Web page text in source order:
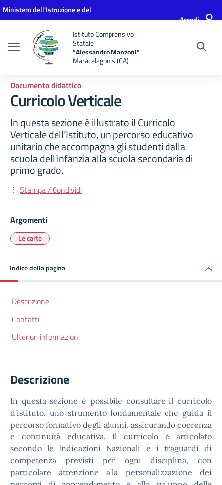
Vai ai contenuti
Vai al menu di navigazione
Vai al footer
Ministero dell'Istruzione e del
Accedi
Istituto Comprensivo
Statale
"Alessandro Manzoni"
Maracalagonis (CA)
Documento didattico
Curricolo Verticale
In questa sezione è illustrato il Curricolo
Verticale dell’Istituto, un percorso educativo
unitario che accompagna gli studenti dalla
scuola dell’infanzia alla scuola secondaria di
primo grado.
Stampa / Condividi
Argomenti
Le carte
Indice della pagina
Descrizione
Contatti
Ulteriori informazioni
Descrizione
In questa sezione è possibile consultare il curricolo
d'istituto, uno strumento fondamentale che guida il
percorso formativo degli alunni, assicurando coerenza
e continuità educativa. Il curricolo è articolato
secondo le Indicazioni Nazionali e i traguardi di
competenza previsti per ogni disciplina, con
particolare attenzione alla personalizzazione dei